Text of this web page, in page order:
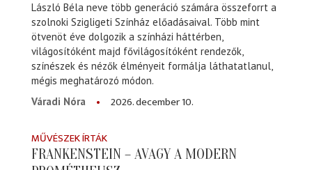
László Béla neve több generáció számára összeforrt a
szolnoki Szigligeti Színház előadásaival. Több mint
ötvenöt éve dolgozik a színházi háttérben,
világosítóként majd fővilágosítóként rendezők,
színészek és nézők élményeit formálja láthatatlanul,
mégis meghatározó módon.
Váradi Nóra
2026. december 10.
MŰVÉSZEK ÍRTÁK
FRANKENSTEIN – AVAGY A MODERN